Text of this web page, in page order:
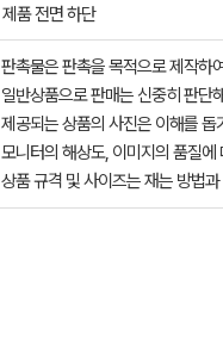
제품 전면 하단
판촉물은 판촉을 목적으로 제작하
일반상품으로 판매는 신중히 판단
제공되는 상품의 사진은 이해를
모니터의 해상도, 이미지의 품질
상품 규격 및 사이즈는 재는 방법